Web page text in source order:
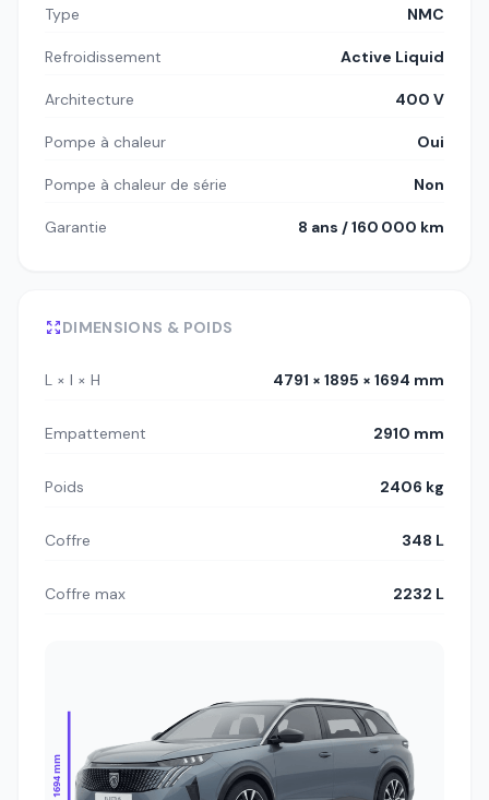
Type NMC
Refroidissement Active Liquid
Architecture 400 V
Pompe à chaleur Oui
Pompe à chaleur de série Non
Garantie 8 ans / 160 000 km
DIMENSIONS & POIDS
L × l × H 4791 × 1895 × 1694 mm
Empattement 2910 mm
Poids 2406 kg
Coffre 348 L
Coffre max 2232 L
1694 mm